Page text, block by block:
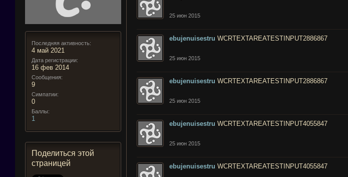
Последняя активность:
4 май 2021
Дата регистрации:
16 фев 2014
Сообщения:
9
Симпатии:
0
Баллы:
1
Поделиться этой
страницей
25 июн 2015
ebujenuisestru WCRTEXTAREATESTINPUT2886867
25 июн 2015
ebujenuisestru WCRTEXTAREATESTINPUT2886867
25 июн 2015
ebujenuisestru WCRTEXTAREATESTINPUT4055847
25 июн 2015
ebujenuisestru WCRTEXTAREATESTINPUT4055847